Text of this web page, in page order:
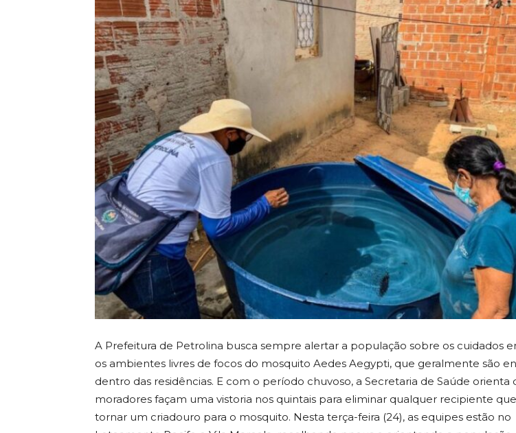
A Prefeitura de Petrolina busca sempre alertar a população sobre os cuidados
os ambientes livres de focos do mosquito Aedes Aegypti, que geralmente são
dentro das residências. E com o período chuvoso, a Secretaria de Saúde orienta
moradores façam uma vistoria nos quintais para eliminar qualquer recipiente
tornar um criadouro para o mosquito. Nesta terça-feira (24), as equipes estão no